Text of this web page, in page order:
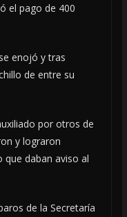
el pago de 400
enojó y tras
de entre su
por otros de
y lograron
daban aviso al
de la Secretaría